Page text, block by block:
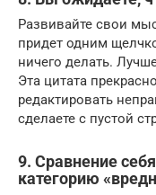
Развивайте свои
придет одним
ничего делать.
Эта цитата
редактировать
сделаете с пустой
9. Сравнение
категорию